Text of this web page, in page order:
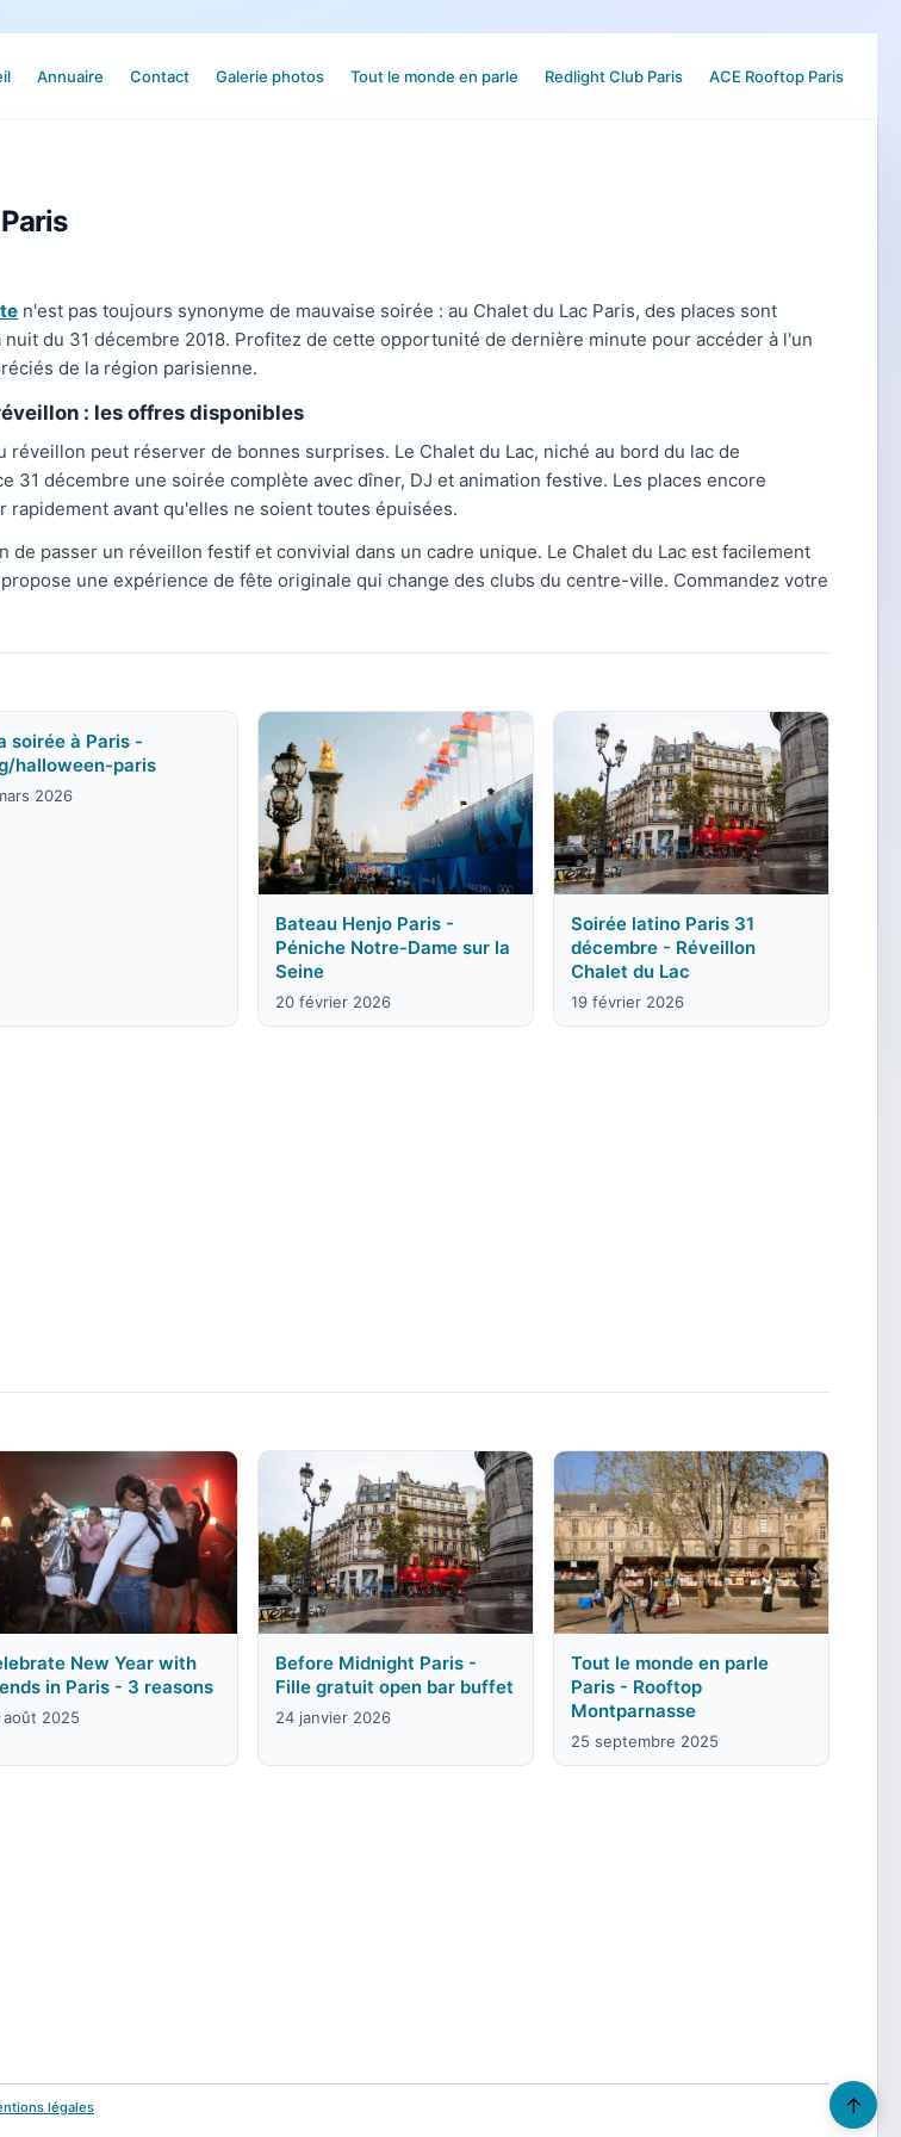
Annuaire Contact Galerie photos Tout le monde en parle Redlight Club Paris ACE Rooftop Paris
n'est pas toujours synonyme de mauvaise soirée : au Chalet du Lac Paris, des places sont
du 31 décembre 2018. Profitez de cette opportunité de dernière minute pour accéder à l'un
de la région parisienne.
: les offres disponibles
réveillon peut réserver de bonnes surprises. Le Chalet du Lac, niché au bord du lac de
31 décembre une soirée complète avec dîner, DJ et animation festive. Les places encore
rapidement avant qu'elles ne soient toutes épuisées.
de passer un réveillon festif et convivial dans un cadre unique. Le Chalet du Lac est facilement
une expérience de fête originale qui change des clubs du centre-ville. Commandez votre
soirée à Paris -
halloween-paris
2026
Bateau Henjo Paris -
Péniche Notre-Dame sur la
Seine
20 février 2026
Soirée latino Paris 31
décembre - Réveillon
Chalet du Lac
19 février 2026
New Year with
in Paris - 3 reasons
août 2025
Before Midnight Paris -
Fille gratuit open bar buffet
24 janvier 2026
Tout le monde en parle
Paris - Rooftop
Montparnasse
25 septembre 2025
légales ↑